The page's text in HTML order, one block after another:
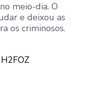
meio-dia. O
e deixou as
os criminosos.